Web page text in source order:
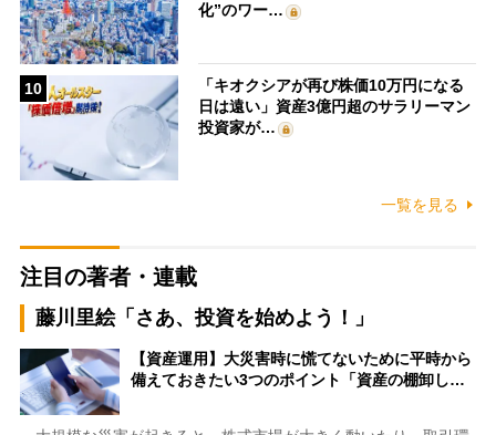
化”のワー…
10
「キオクシアが再び株価10万円になる
日は遠い」資産3億円超のサラリーマン
投資家が…
一覧を見る
注目の著者・連載
藤川里絵「さあ、投資を始めよう！」
【資産運用】大災害時に慌てないために平時から
備えておきたい3つのポイント「資産の棚卸し…